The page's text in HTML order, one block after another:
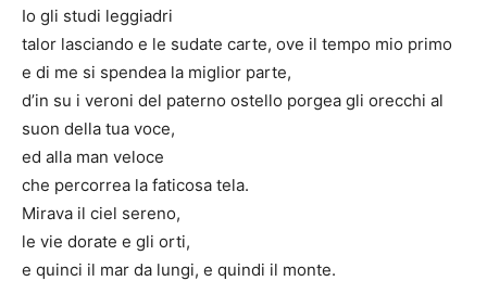
Io gli studi leggiadri
talor lasciando e le sudate carte, ove il tempo mio primo
e di me si spendea la miglior parte,
d’in su i veroni del paterno ostello porgea gli orecchi al
suon della tua voce,
ed alla man veloce
che percorrea la faticosa tela.
Mirava il ciel sereno,
le vie dorate e gli orti,
e quinci il mar da lungi, e quindi il monte.